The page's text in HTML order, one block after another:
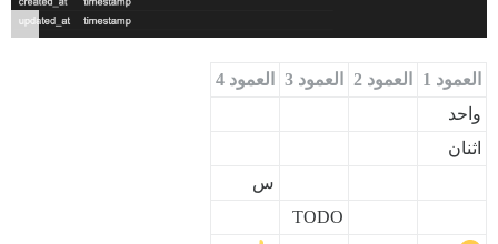
العمود 1 العمود 2 العمود 3
العمود 4
واحد
اثنان
س
TODO